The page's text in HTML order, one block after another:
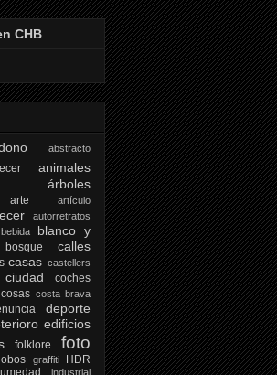
CHB
abstracto
animales
árboles
arte
artículo
autorretratos
bebida
blanco y
bosque
calles
casas castellers
ciudad coches
cosas costa brava
deporte
edificios
folklore foto
graffiti
HDR
industrial